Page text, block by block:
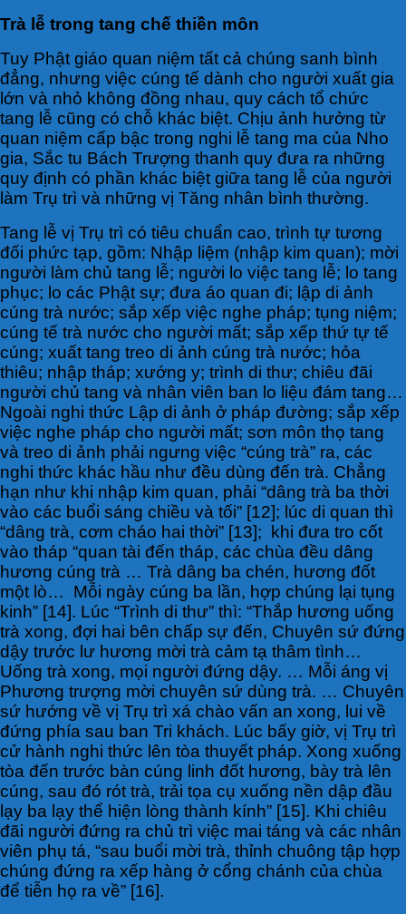
Trà lễ trong tang chế thiền môn
Tuy Phật giáo quan niệm tất cả chúng sanh bình
đẳng, nhưng việc cúng tế dành cho người xuất gia
lớn và nhỏ không đồng nhau, quy cách tổ chức
tang lễ cũng có chỗ khác biệt. Chịu ảnh hưởng từ
quan niệm cấp bậc trong nghi lễ tang ma của Nho
gia, Sắc tu Bách Trượng thanh quy đưa ra những
quy định có phần khác biệt giữa tang lễ của người
làm Trụ trì và những vị Tăng nhân bình thường.
Tang lễ vị Trụ trì có tiêu chuẩn cao, trình tự tương
đối phức tạp, gồm: Nhập liệm (nhập kim quan); mời
người làm chủ tang lễ; người lo việc tang lễ; lo tang
phục; lo các Phật sự; đưa áo quan đi; lập di ảnh
cúng trà nước; sắp xếp việc nghe pháp; tụng niệm;
cúng tế trà nước cho người mất; sắp xếp thứ tự tế
cúng; xuất tang treo di ảnh cúng trà nước; hỏa
thiêu; nhập tháp; xướng y; trình di thư; chiêu đãi
người chủ tang và nhân viên ban lo liệu đám tang…
Ngoài nghi thức Lập di ảnh ở pháp đường; sắp xếp
việc nghe pháp cho người mất; sơn môn thọ tang
và treo di ảnh phải ngưng việc “cúng trà” ra, các
nghi thức khác hầu như đều dùng đến trà. Chẳng
hạn như khi nhập kim quan, phải “dâng trà ba thời
vào các buổi sáng chiều và tối” [12]; lúc di quan thì
“dâng trà, cơm cháo hai thời” [13]; khi đưa tro cốt
vào tháp “quan tài đến tháp, các chùa đều dâng
hương cúng trà … Trà dâng ba chén, hương đốt
một lò… Mỗi ngày cúng ba lần, hợp chúng lại tụng
kinh” [14]. Lúc “Trình di thư” thì: “Thắp hương uống
trà xong, đợi hai bên chấp sự đến, Chuyên sứ đứng
dậy trước lư hương mời trà cảm tạ thâm tình…
Uống trà xong, mọi người đứng dậy. … Mỗi áng vị
Phương trượng mời chuyên sứ dùng trà. … Chuyên
sứ hướng về vị Trụ trì xá chào vấn an xong, lui về
đứng phía sau ban Tri khách. Lúc bấy giờ, vị Trụ trì
cử hành nghi thức lên tòa thuyết pháp. Xong xuống
tòa đến trước bàn cúng linh đốt hương, bày trà lên
cúng, sau đó rót trà, trải tọa cụ xuống nền dập đầu
lạy ba lạy thể hiện lòng thành kính” [15]. Khi chiêu
đãi người đứng ra chủ trì việc mai táng và các nhân
viên phụ tá, “sau buổi mời trà, thỉnh chuông tập hợp
chúng đứng ra xếp hàng ở cổng chánh của chùa
để tiễn họ ra về” [16].